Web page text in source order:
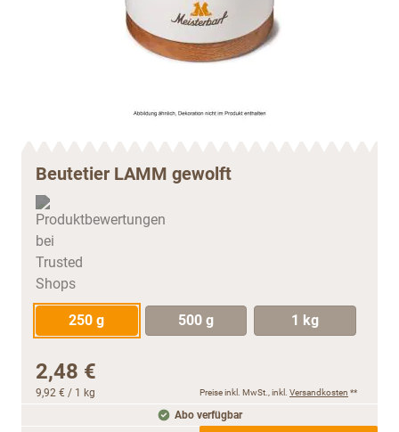
Beutetier LAMM gewolft
250 g 500 g 1 kg
2,48 €
9,92 € / 1 kg Preise inkl. MwSt., inkl. Versandkosten **
Abo verfügbar